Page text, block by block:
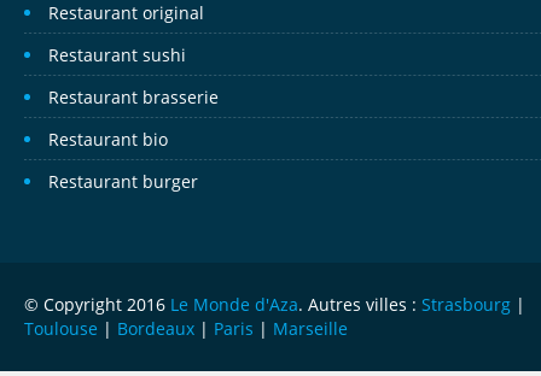
Restaurant original
Restaurant sushi
Restaurant brasserie
Restaurant bio
Restaurant burger
© Copyright 2016 Le Monde d'Aza. Autres villes : Strasbourg |
Toulouse | Bordeaux | Paris | Marseille